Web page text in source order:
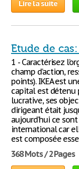
Lire la suite
Etude de
1 - Caractérisez
champ d’action,
points). IKEA est
capital est détenu
lucrative, ses
dirigeant était
aujourd’hui ce
international car
est composée
368 Mots / 2 Pages